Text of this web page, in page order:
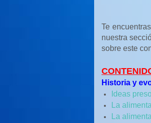
Te
nuestra
sobre este
Historia y
Ideas
La
La